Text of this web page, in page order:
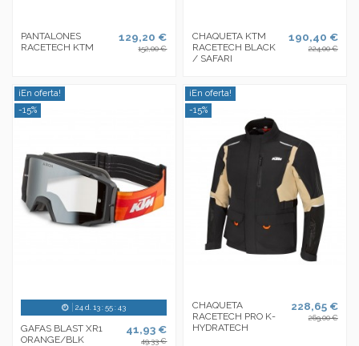
PANTALONES
RACETECH KTM
129,20 €
152,00 €
CHAQUETA KTM
RACETECH BLACK
/ SAFARI
190,40 €
224,00 €
¡En oferta!
-15%
24 d. 13:55:43
GAFAS BLAST XR1
ORANGE/BLK
41,93 €
49,33 €
¡En oferta!
-15%
CHAQUETA
RACETECH PRO K-
HYDRATECH
228,65 €
269,00 €